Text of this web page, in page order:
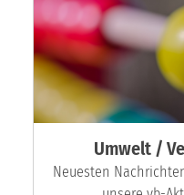
Umwelt /
Neuesten